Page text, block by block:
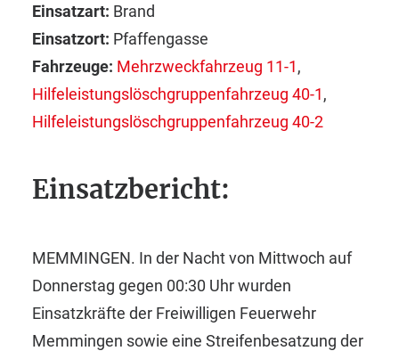
Einsatzart: Brand
Einsatzort: Pfaffengasse
Fahrzeuge: Mehrzweckfahrzeug 11-1,
Hilfeleistungslöschgruppenfahrzeug 40-1,
Hilfeleistungslöschgruppenfahrzeug 40-2
Einsatzbericht:
MEMMINGEN. In der Nacht von Mittwoch auf
Donnerstag gegen 00:30 Uhr wurden
Einsatzkräfte der Freiwilligen Feuerwehr
Memmingen sowie eine Streifenbesatzung der